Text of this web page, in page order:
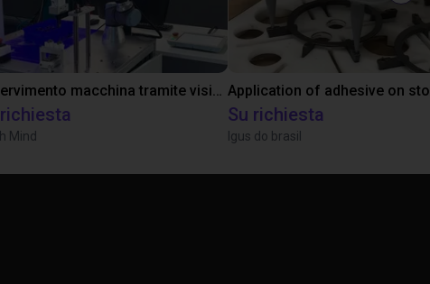
Mind
Application of adhesive on
Su richiesta
Igus do brasil